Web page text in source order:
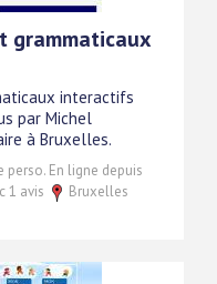
grammaticaux
interactifs
par Michel
à Bruxelles.
perso. En ligne depuis
1 avis
Bruxelles